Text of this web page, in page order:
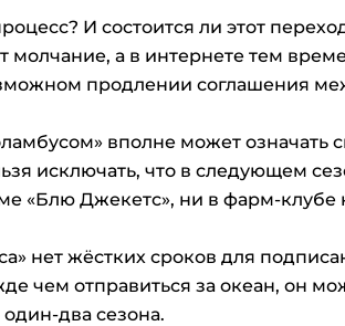
И состоится ли этот
молчание, а в интернете тем
продлении соглашения
вполне может означать
исключать, что в следующем
«Блю Джекетс», ни в фарм-клубе
нет жёстких сроков для
чем отправиться за океан, он
два сезона.